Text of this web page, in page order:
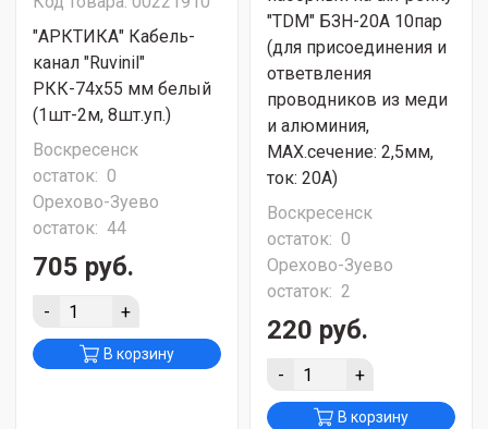
"АРКТИКА" Кабель-
канал "Ruvinil"
РКК-74х55 мм белый
(1шт-2м, 8шт.уп.)
Воскресенск
остаток: 0
Орехово-Зуево
остаток: 44
705 руб.
- +
В корзину
"TDM" БЗН-20А 10пар
(для присоединения и
ответвления
проводников из меди
и алюминия,
МАХ.сечение: 2,5мм,
ток: 20А)
Воскресенск
остаток: 0
Орехово-Зуево
остаток: 2
220 руб.
- +
В корзину